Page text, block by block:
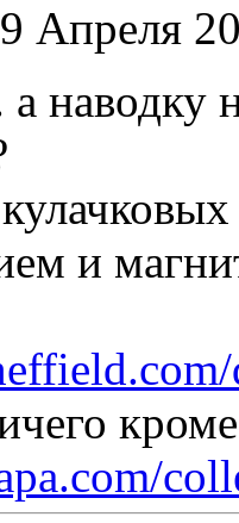
Апреля
наводку
и